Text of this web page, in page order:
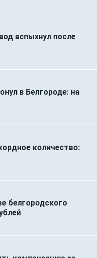
вспыхнул после
в Белгороде: на
количество:
белгородского